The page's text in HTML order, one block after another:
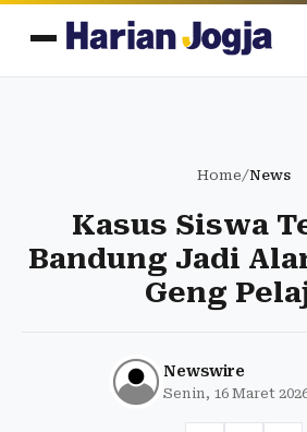
Home/News
Kasus Siswa
Bandung Jadi
Geng
Newswire
Senin, 16 Maret